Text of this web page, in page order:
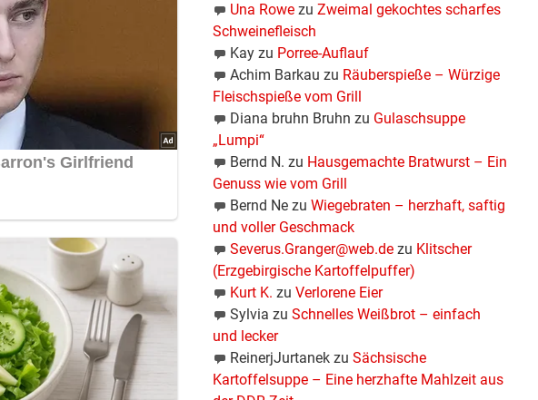
Una Rowezu Zweimal gekochtes scharfes
Schweinefleisch
Kayzu Porree-Auflauf
Achim Barkau zu Räuberspieße – Würzige
Fleischspieße vom Grill
Diana bruhn Bruhn zu Gulaschsuppe
„Lumpi“
Bernd N. zu Hausgemachte Bratwurst – Ein
Genuss wie vom Grill
Bernd Nezu Wiegebraten – herzhaft, saftig
und voller Geschmack
Severus.Granger@web.dezu Klitscher
(Erzgebirgische Kartoffelpuffer)
Kurt K. zu Verlorene Eier
Sylvia zu Schnelles Weißbrot – einfach
und lecker
ReinerjJurtanekzu Sächsische
Kartoffelsuppe – Eine herzhafte Mahlzeit aus